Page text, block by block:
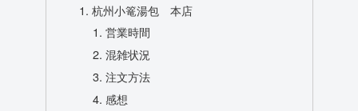
杭州小篭湯包 本店
営業時間
混雑状況
注文方法
感想